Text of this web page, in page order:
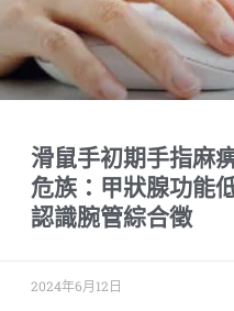
滑鼠手初期手指麻
危族：甲狀腺功能
認識腕管綜合徵
2024年6月12日